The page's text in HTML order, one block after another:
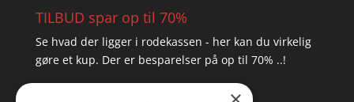
TILBUD spar op til 70%
Se hvad der ligger i rodekassen - her kan du virkelig
gøre et kup. Der er besparelser på op til 70% ..!